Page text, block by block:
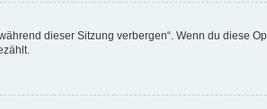
dieser Sitzung verbergen“. Wenn du diese